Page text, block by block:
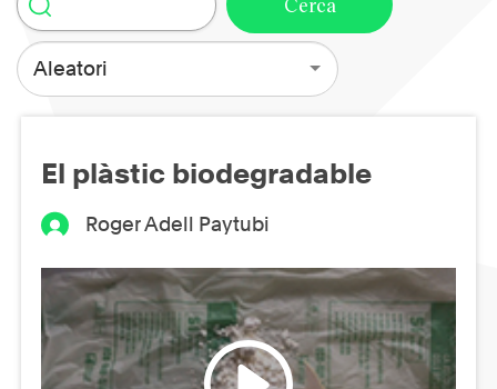
Aleatori
El plàstic biodegradable
Roger Adell Paytubi